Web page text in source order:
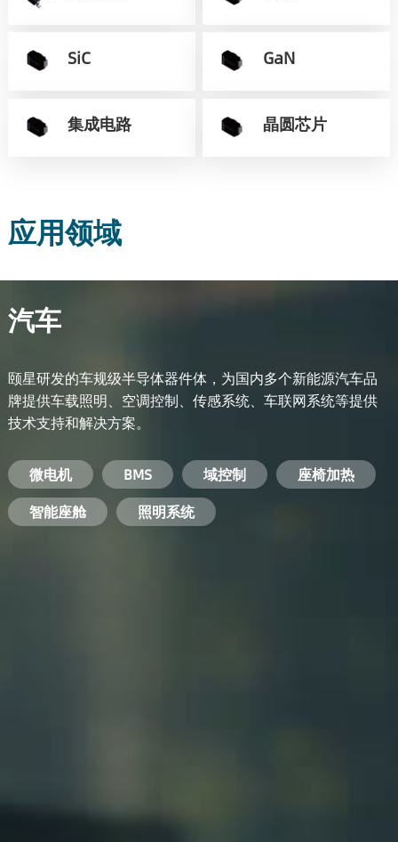
SiC GaN
集成电路 晶圆芯片
应用领域
汽车
颐星研发的车规级半导体器件体，为国内多个新能源汽车品
牌提供车载照明、空调控制、传感系统、车联网系统等提供
技术支持和解决方案。
微电机 BMS 域控制
座椅加热
智能座舱
照明系统
电池管理系统
储能逆变器
工业电焊机 变频器
电机驱动
安防摄像头
开关电源 手机充电器
服务器电源
PC电源
电脑 手机 基站 机顶盒
智能农业 智能医疗
智能交通
智能家居